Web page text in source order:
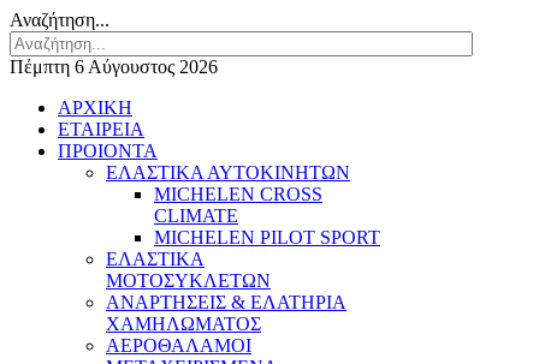
Αναζήτηση...
Πέμπτη 6 Αύγουστος 2026
ΑΡΧΙΚΗ
ΕΤΑΙΡΕΙΑ
ΠΡΟΙΟΝΤΑ
ΕΛΑΣΤΙΚΑ ΑΥΤΟΚΙΝΗΤΩΝ
MICHELEN CROSS
CLIMATE
MICHELEN PILOT SPORT
ΕΛΑΣΤΙΚΑ
ΜΟΤΟΣΥΚΛΕΤΩΝ
ΑΝΑΡΤΗΣΕΙΣ & ΕΛΑΤΗΡΙΑ
ΧΑΜΗΛΩΜΑΤΟΣ
ΑΕΡΟΘΑΛΑΜΟΙ